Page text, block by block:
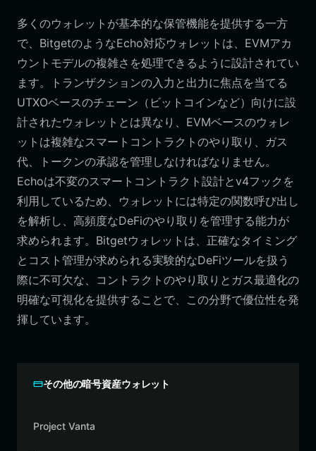
多くのウォレットが基本的な保管機能を提供する一方
で、BitgetのようなEcho対応ウォレットは、EVMアカ
ウントモデルの複雑さを処理できるように設計されてい
ます。トランザクションの入力と出力に焦点を当てる
UTXOベースのチェーン（ビットコインなど）向けに設
計されたウォレットとは異なり、EVMベースのウォレ
ットは複雑なスマートコントラクトのやり取り、ガス
代、トークンの承認を管理しなければなりません。
Echoは不変のスマートコントラクト設計とv4フックを
利用しているため、ウォレットには特定の関数呼び出し
を解析し、高頻度なDeFiのやり取りを管理する能力が
求められます。Bitgetウォレットは、正確なタイミング
とコスト管理が求められる実験的なDeFiツールを扱う
際に不可欠な、コントラクトのやり取りとガス最適化の
明確な可視化を提供することで、この分野で優位性を発
揮しています。
その他の暗号資産ウォレット
Project Vanta